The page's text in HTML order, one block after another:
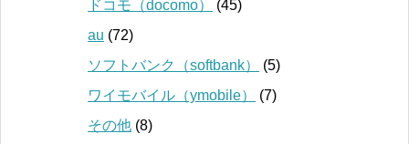
ドコモ（docomo）
(45)
au (72)
ソフトバンク（softbank）
(5)
ワイモバイル（ymobile）
(7)
その他 (8)